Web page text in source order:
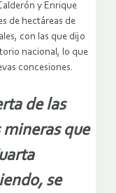
y Enrique
de hectáreas de
con las que dijo
nacional, lo que
concesiones.
de las
que
se